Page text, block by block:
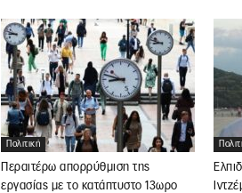
Πολιτική
Περαιτέρω απορρύθμιση της
εργασίας με το κατάπτυστο 13ωρο